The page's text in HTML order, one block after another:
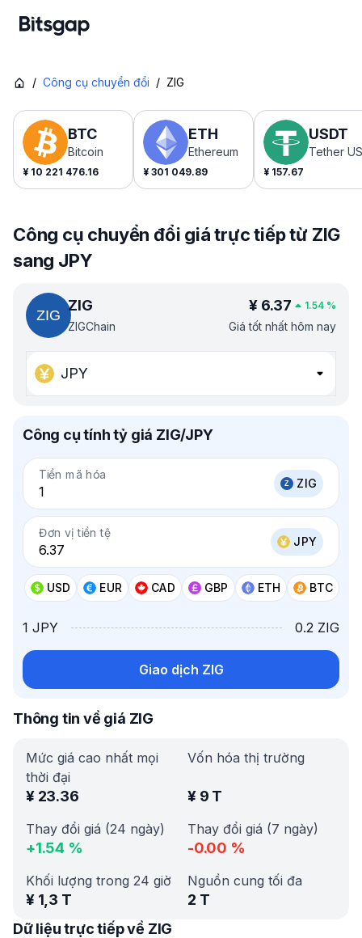
/ Công cụ chuyển đổi / ZIG
BTC
Bitcoin
¥ 10 221 476.16
ETH
Ethereum
¥ 301 049.89
USDT
Tether
¥ 157.67
Công cụ chuyển đổi giá trực tiếp từ ZIG
sang JPY
ZIG
ZIGChain
¥ 6.37 1.54 %
Giá tốt nhất hôm nay
JPY
Công cụ tính tỷ giá ZIG/JPY
Tiền mã hóa
ZIG
Đơn vị tiền tệ
JPY
USD EUR CAD GBP ETH BTC
1 JPY 0.2 ZIG
Giao dịch ZIG
Thông tin về giá ZIG
Mức giá cao nhất mọi
thời đại
¥ 23.36
Vốn hóa thị trường
¥ 9 T
Thay đổi giá (24 ngày)
+1.54 %
Thay đổi giá (7 ngày)
-0.00 %
Khối lượng trong 24 giờ
¥ 1,3 T
Nguồn cung tối đa
2 T
Dữ liệu trực tiếp về ZIG